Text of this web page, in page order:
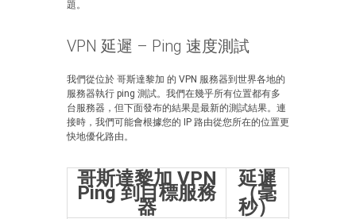
題。
VPN 延遲 – Ping 速度測試
我們從位於 哥斯達黎加 的 VPN 服務器到世界各地的
服務器執行 ping 測試。我們在幾乎所有位置都有多
台服務器，但下面發布的結果是最新的測試結果。連
接時，我們可能會根據您的 IP 路由從您所在的位置更
快地優化路由。
哥斯達黎加 VPN
Ping 到目標服務
器
延遲
（毫
秒）